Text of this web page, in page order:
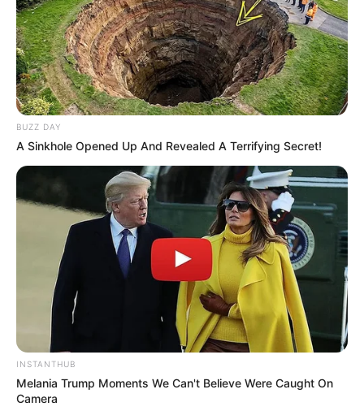
Bikin Ngakak, 10 Potret
Cosplay Murah Pakai Bahan
Seadanya
Anti Mainstream, 10 Cara
Membawa Barang Belanjaan
Versi Warga Thailand
BUZZ DAY
A Sinkhole Opened Up And Revealed A Terrifying Secret!
INSTANTHUB
Melania Trump Moments We Can't Believe Were Caught On
Camera